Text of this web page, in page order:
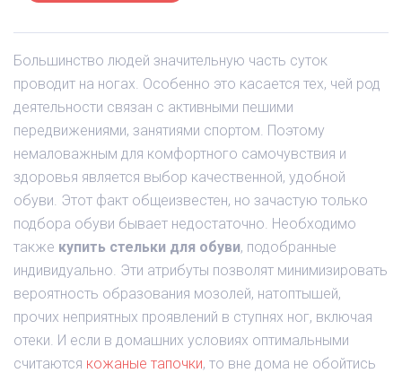
Большинство людей значительную часть суток
проводит на ногах. Особенно это касается тех, чей род
деятельности связан с активными пешими
передвижениями, занятиями спортом. Поэтому
немаловажным для комфортного самочувствия и
здоровья является выбор качественной, удобной
обуви. Этот факт общеизвестен, но зачастую только
подбора обуви бывает недостаточно. Необходимо
также купить стельки для обуви, подобранные
индивидуально. Эти атрибуты позволят минимизировать
вероятность образования мозолей, натоптышей,
прочих неприятных проявлений в ступнях ног, включая
отеки. И если в домашних условиях оптимальными
считаются кожаные тапочки, то вне дома не обойтись